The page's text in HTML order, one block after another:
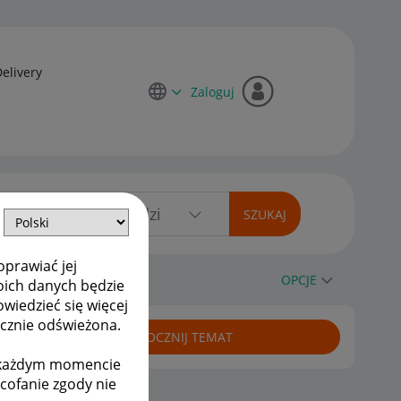
jej
danych będzie
się więcej
odświeżona.
momencie
zgody nie
Zaloguj
OPCJE
ROZPOCZNIJ TEMAT